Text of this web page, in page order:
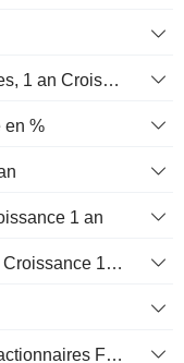
Immobilisations corporelles nettes, 1 an Croissance
en %
1 an
Flux de trésorerie d’exploitation, Croissance 1 an
Flux de trésorerie libre pour les actionnaires FCFE, Croissance 1 an